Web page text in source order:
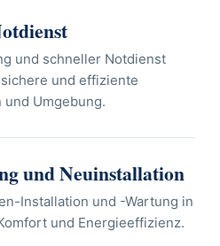
und schneller Notdienst
und effiziente
und Umgebung.
und Neuinstallation
Installation und -Wartung in
und Energieeffizienz.